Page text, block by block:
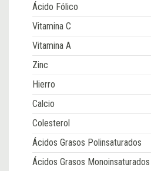
Ácido Fólico
Vitamina C
Vitamina A
Zinc
Hierro
Calcio
Colesterol
Ácidos Grasos Polinsaturados
Ácidos Grasos Monoinsaturados